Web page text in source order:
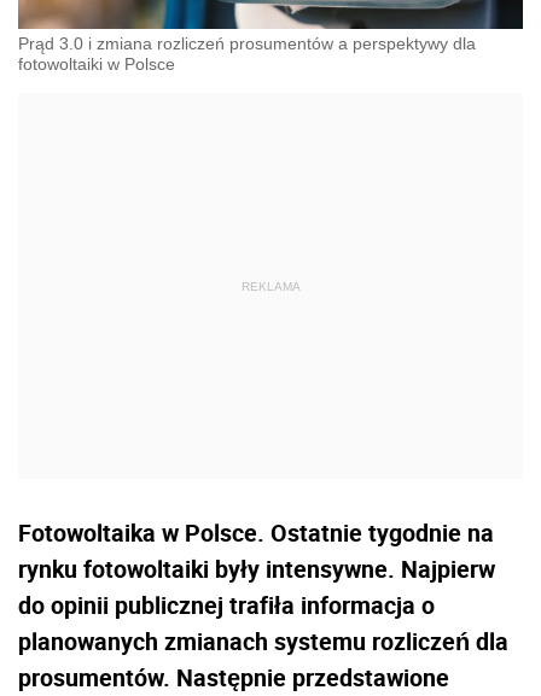
Prąd 3.0 i zmiana rozliczeń prosumentów a perspektywy dla
fotowoltaiki w Polsce
Fotowoltaika w Polsce. Ostatnie tygodnie na
rynku fotowoltaiki były intensywne. Najpierw
do opinii publicznej trafiła informacja o
planowanych zmianach systemu rozliczeń dla
prosumentów. Następnie przedstawione